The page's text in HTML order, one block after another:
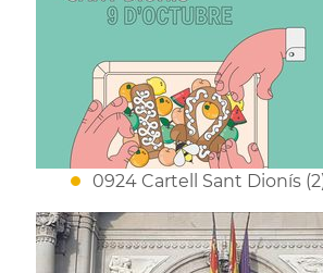
0924 Cartell Sant Dionís